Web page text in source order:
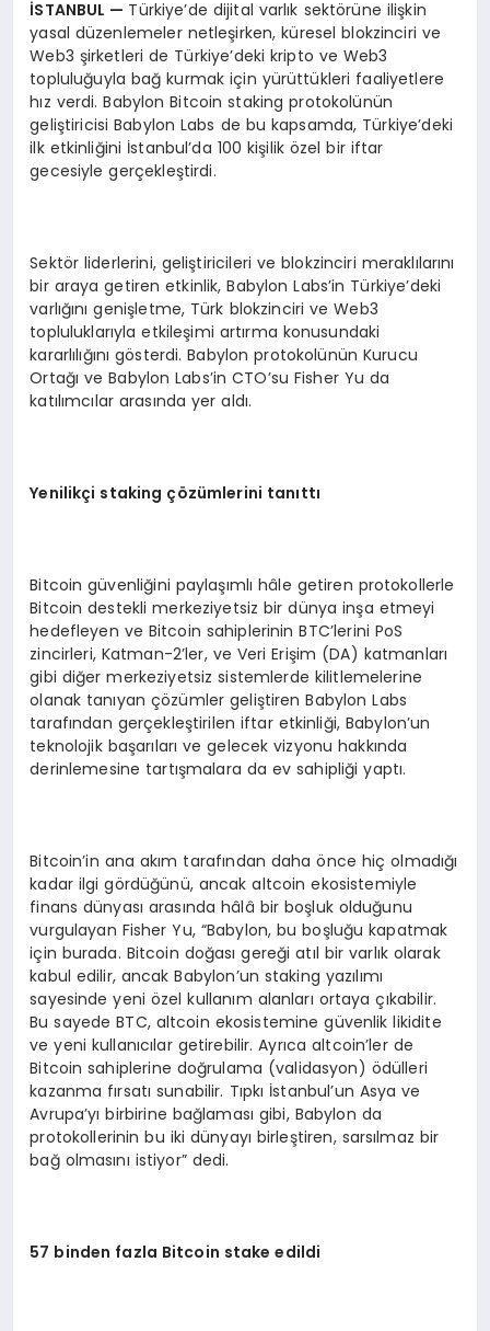
İSTANBUL — Türkiye’de dijital varlık sektörüne ilişkin
yasal düzenlemeler netleşirken, küresel blokzinciri ve
Web3 şirketleri de Türkiye’deki kripto ve Web3
topluluğuyla bağ kurmak için yürüttükleri faaliyetlere
hız verdi. Babylon Bitcoin staking protokolünün
geliştiricisi Babylon Labs de bu kapsamda, Türkiye’deki
ilk etkinliğini İstanbul’da 100 kişilik özel bir iftar
gecesiyle gerçekleştirdi.
Sektör liderlerini, geliştiricileri ve blokzinciri meraklılarını
bir araya getiren etkinlik, Babylon Labs’in Türkiye’deki
varlığını genişletme, Türk blokzinciri ve Web3
topluluklarıyla etkileşimi artırma konusundaki
kararlılığını gösterdi. Babylon protokolünün Kurucu
Ortağı ve Babylon Labs’in CTO’su Fisher Yu da
katılımcılar arasında yer aldı.
Yenilikçi staking çözümlerini tanıttı
Bitcoin güvenliğini paylaşımlı hâle getiren protokollerle
Bitcoin destekli merkeziyetsiz bir dünya inşa etmeyi
hedefleyen ve Bitcoin sahiplerinin BTC’lerini PoS
zincirleri, Katman-2’ler, ve Veri Erişim (DA) katmanları
gibi diğer merkeziyetsiz sistemlerde kilitlemelerine
olanak tanıyan çözümler geliştiren Babylon Labs
tarafından gerçekleştirilen iftar etkinliği, Babylon’un
teknolojik başarıları ve gelecek vizyonu hakkında
derinlemesine tartışmalara da ev sahipliği yaptı.
Bitcoin’in ana akım tarafından daha önce hiç olmadığı
kadar ilgi gördüğünü, ancak altcoin ekosistemiyle
finans dünyası arasında hâlâ bir boşluk olduğunu
vurgulayan Fisher Yu, “Babylon, bu boşluğu kapatmak
için burada. Bitcoin doğası gereği atıl bir varlık olarak
kabul edilir, ancak Babylon’un staking yazılımı
sayesinde yeni özel kullanım alanları ortaya çıkabilir.
Bu sayede BTC, altcoin ekosistemine güvenlik likidite
ve yeni kullanıcılar getirebilir. Ayrıca altcoin’ler de
Bitcoin sahiplerine doğrulama (validasyon) ödülleri
kazanma fırsatı sunabilir. Tıpkı İstanbul’un Asya ve
Avrupa’yı birbirine bağlaması gibi, Babylon da
protokollerinin bu iki dünyayı birleştiren, sarsılmaz bir
bağ olmasını istiyor” dedi.
57 binden fazla Bitcoin stake edildi